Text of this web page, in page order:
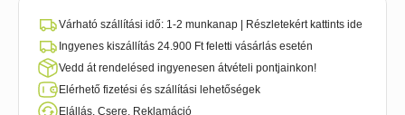
Várható szállítási idő: 1-2 munkanap | Részletekért kattints ide
Ingyenes kiszállítás 24.900 Ft feletti vásárlás esetén
Vedd át rendelésed ingyenesen átvételi pontjainkon!
Elérhető fizetési és szállítási lehetőségek
Elállás, Csere, Reklamáció